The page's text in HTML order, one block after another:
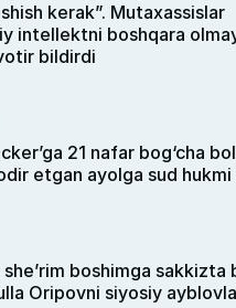
kerak”. Mutaxassislar
intellektni boshqara
bildirdi
21 nafar bog‘cha
etgan ayolga sud hukmi
boshimga sakkizta
Oripovni siyosiy